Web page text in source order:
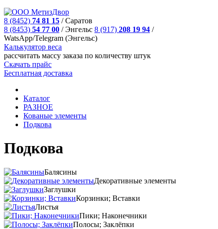
8 (8452) 74 81 15 /Саратов
8 (8453) 54 77 00 /Энгельс 8 (917) 208 19 94 /
WatsApp/Telegram (Энгельс)
Калькулятор веса
рассчитать массу заказа по количеству штук
Скачать прайс
Бесплатная доставка
Каталог
РАЗНОЕ
Кованые элементы
Подкова
Подкова
Балясины
Декоративные элементы
Заглушки
Корзинки; Вставки
Листья
Пики; Наконечники
Полосы; Заклёпки